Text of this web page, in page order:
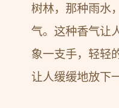
树林，那种雨水
气。这种香气让
象一支手，轻轻
让人缓缓地放下